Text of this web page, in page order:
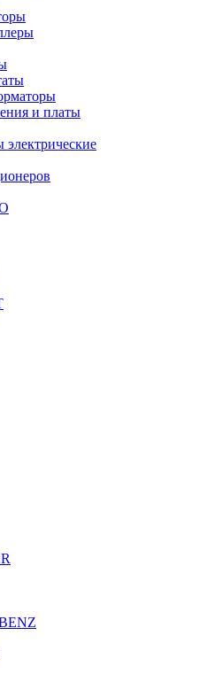
и платы
электрические